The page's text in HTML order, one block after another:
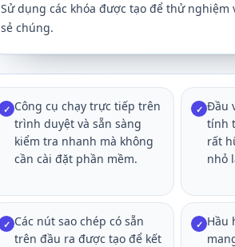
Sử dụng các khóa được tạo để thử
sẻ chúng.
✓ Công cụ chạy trực tiếp trên
trình duyệt và sẵn sàng
kiểm tra nhanh mà không
cần cài đặt phần mềm.
✓ Đầu
tính
rất
nhỏ
✓ Các nút sao chép có sẵn
trên đầu ra được tạo để kết
✓ Hầu